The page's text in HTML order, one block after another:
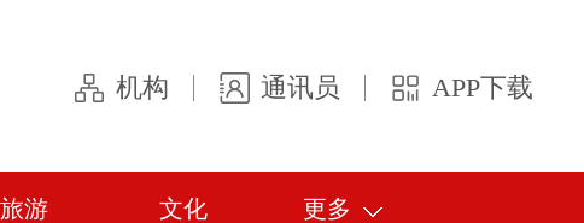
机构 通讯员 APP下载
旅游 文化 更多